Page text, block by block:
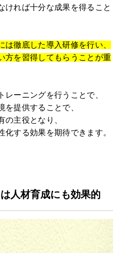
ければ十分な成果を得ること
は徹底した導入研修を行い、
方を習得してもらうことが重
レーニングを行うことで、
を提供することで、
の主役となり、
する効果を期待できます。
人材育成にも効果的